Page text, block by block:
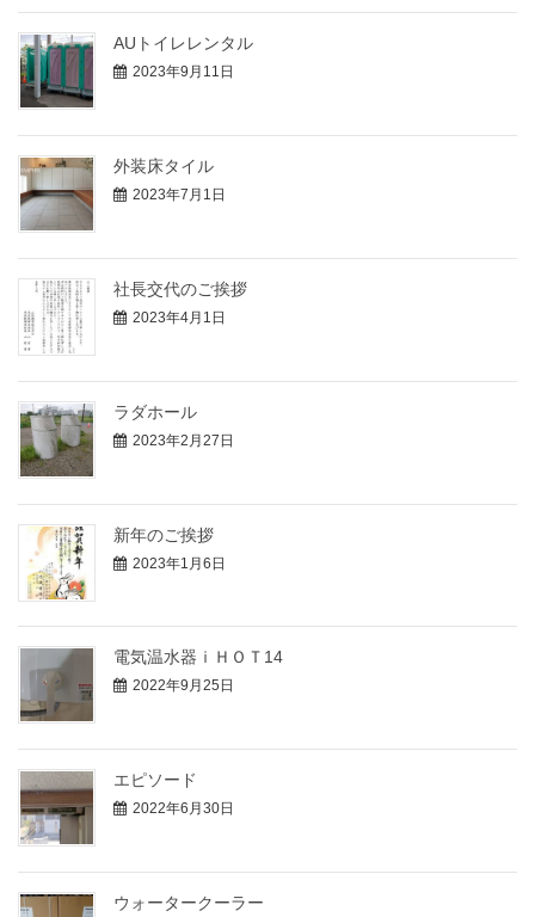
AUトイレレンタル
2023年9月11日
外装床タイル
2023年7月1日
社長交代のご挨拶
2023年4月1日
ラダホール
2023年2月27日
新年のご挨拶
2023年1月6日
電気温水器ｉＨＯＴ14
2022年9月25日
エピソード
2022年6月30日
ウォータークーラー